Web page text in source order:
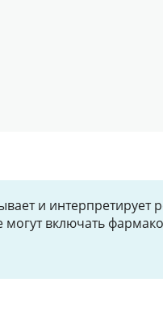
и интерпретирует
включать